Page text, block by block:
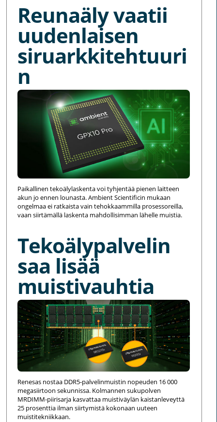
Reunaäly vaatii
uudenlaisen
siruarkkitehtuuri
n
Paikallinen tekoälylaskenta voi tyhjentää pienen laitteen
akun jo ennen lounasta. Ambient Scientificin mukaan
ongelmaa ei ratkaista vain tehokkaammilla prosessoreilla,
vaan siirtämällä laskenta mahdollisimman lähelle muistia.
Tekoälypalvelin
saa lisää
muistivauhtia
Renesas nostaa DDR5-palvelinmuistin nopeuden 16 000
megasiirtoon sekunnissa. Kolmannen sukupolven
MRDIMM-piirisarja kasvattaa muistiväylän kaistanleveyttä
25 prosenttia ilman siirtymistä kokonaan uuteen
muistitekniikkaan.